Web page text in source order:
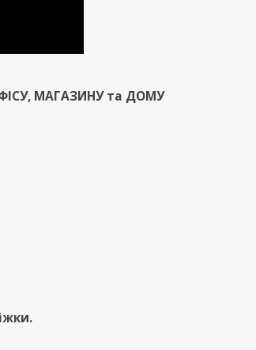
, МАГАЗИНУта ДОМУ